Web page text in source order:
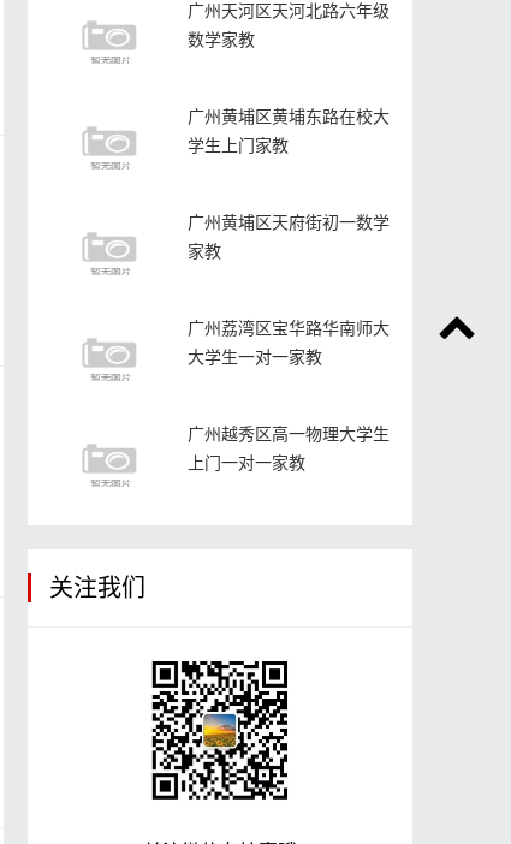
广州天河区天河北路六年级
数学家教
广州黄埔区黄埔东路在校大
学生上门家教
广州黄埔区天府街初一数学
家教
广州荔湾区宝华路华南师大
大学生一对一家教
广州越秀区高一物理大学生
上门一对一家教
关注我们